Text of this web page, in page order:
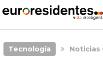
Tecnología Noticias